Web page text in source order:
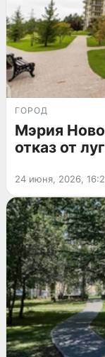
ГОРОД
Мэрия
отказ от
24 июня, 2026,